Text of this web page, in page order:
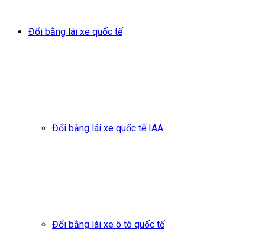
Đổi bằng lái xe quốc tế
Đổi bằng lái xe quốc tế IAA
Đổi bằng lái xe ô tô quốc tế